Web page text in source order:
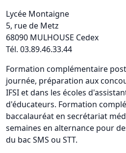
Lycée Montaigne
5, rue de Metz
68090 MULHOUSE Cedex
Tél. 03.89.46.33.44
Formation complémentaire
journée, préparation aux
IFSI et dans les écoles
d'éducateurs. Formation
baccalauréat en secrétariat
semaines en alternance pour
du bac SMS ou STT.